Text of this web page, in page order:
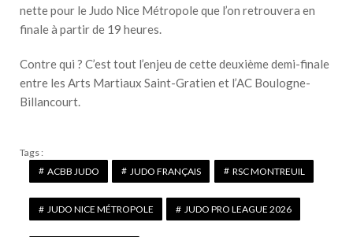
nette pour le Judo Nice Métropole que l’on retrouvera en
finale à partir de 19 heures.
Contre qui ? C’est tout l’enjeu de cette deuxième demi-finale
entre les Arts Martiaux Saint-Gratien et l’AC Boulogne-
Billancourt.
Tags :
ACBB JUDO
JUDO FRANÇAIS RSC MONTREUIL
JUDO NICE MÉTROPOLE JUDO PRO LEAGUE 2026